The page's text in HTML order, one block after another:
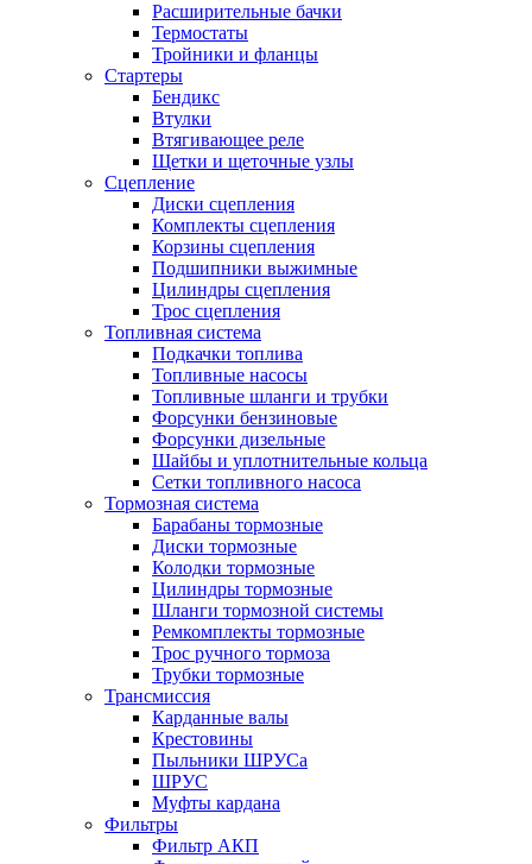
Расширительные бачки
Термостаты
Тройники и фланцы
Стартеры
Бендикс
Втулки
Втягивающее реле
Щетки и щеточные узлы
Сцепление
Диски сцепления
Комплекты сцепления
Корзины сцепления
Подшипники выжимные
Цилиндры сцепления
Трос сцепления
Топливная система
Подкачки топлива
Топливные насосы
Топливные шланги и трубки
Форсунки бензиновые
Форсунки дизельные
Шайбы и уплотнительные кольца
Сетки топливного насоса
Тормозная система
Барабаны тормозные
Диски тормозные
Колодки тормозные
Цилиндры тормозные
Шланги тормозной системы
Ремкомплекты тормозные
Трос ручного тормоза
Трубки тормозные
Трансмиссия
Карданные валы
Крестовины
Пыльники ШРУСа
ШРУС
Муфты кардана
Фильтры
Фильтр АКП